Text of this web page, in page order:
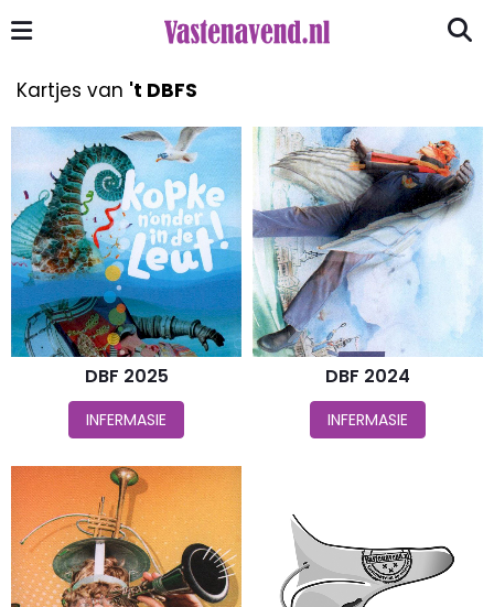
Kartjes van 't DBFS
DBF 2025
INFERMASIE
DBF 2024
INFERMASIE